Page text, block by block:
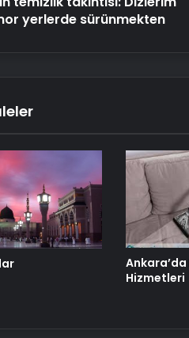
yerlerde sürünmekten
Hizmetleri